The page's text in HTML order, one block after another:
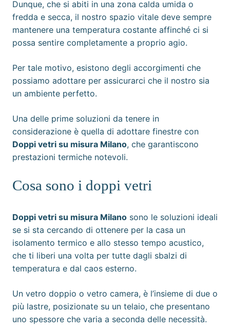
Dunque, che si abiti in una zona calda umida o
fredda e secca, il nostro spazio vitale deve sempre
mantenere una temperatura costante affinché ci si
possa sentire completamente a proprio agio.
Per tale motivo, esistono degli accorgimenti che
possiamo adottare per assicurarci che il nostro sia
un ambiente perfetto.
Una delle prime soluzioni da tenere in
considerazione è quella di adottare finestre con
Doppi vetri su misura Milano, che garantiscono
prestazioni termiche notevoli.
Cosa sono i doppi vetri
Doppi vetri su misura Milano sono le soluzioni ideali
se si sta cercando di ottenere per la casa un
isolamento termico e allo stesso tempo acustico,
che ti liberi una volta per tutte dagli sbalzi di
temperatura e dal caos esterno.
Un vetro doppio o vetro camera, è l’insieme di due o
più lastre, posizionate su un telaio, che presentano
uno spessore che varia a seconda delle necessità.